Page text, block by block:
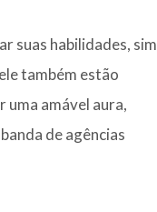
suas habilidades, sim
também estão
uma amável aura,
de agências